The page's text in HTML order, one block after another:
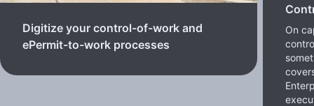
Digitize your control-of-work and
ePermit-to-work processes
On